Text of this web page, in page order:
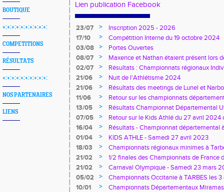
BOUTIQUE
+:+:+:+:+:+:+:+:+:+:
COMPETITIONS
RÉSULTATS
+:+:+:+:+:+:+:+:+:+:
NOS PARTENAIRES
LIENS
Lien publication Facebook
23/07 >
Inscription 2025 - 2026
17/10
>
Compétition Interne du 19 octobre 2024
03/08
>
Portes Ouvertes
08/07
>
Maxence et Nathan étaient présent lors
Narbonne !
02/07 >
Résultats : Championnats régionaux
juin 2024
21/06 >
Nuit de l'Athlétisme 2024
21/06
>
Résultats des meetings de Lunel et
11/06
>
Retour sur les championnats
Lunel
13/05 >
Résultats Championnat Départemental
Département U14 U16 à Agde
07/05 >
Retour sur le Kids Athlé du 27 avril 2024
Jean Pinet
16/04 >
Résultats - Championnat départemental
01/04
>
KIDS ATHLE - Samedi 27 avril 2023
18/03
>
Championnats régionaux minimes à
21/02
>
1/2 finales des Championnats de France
21/02
>
Carnaval Olympique - Samedi 23 mars
05/02
>
Championnats Occitanie à TARBES les 3
10/01
>
Championnats Départementaux